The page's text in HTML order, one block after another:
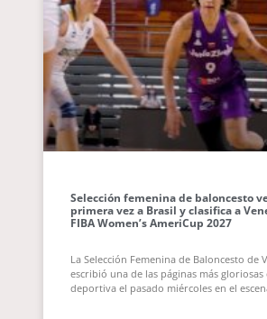
Selección femenina de baloncesto
primera vez a Brasil y clasifica a
FIBA Women’s AmeriCup 2027
La Selección Femenina de Baloncesto de
escribió una de las páginas más
deportiva el pasado miércoles en el